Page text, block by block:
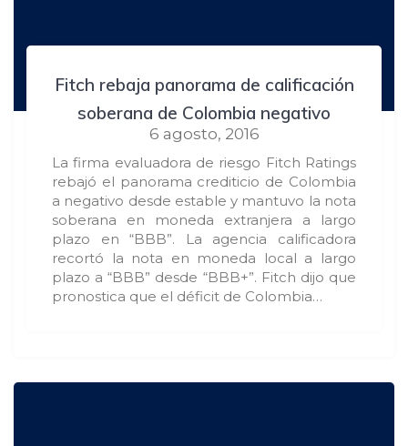
Fitch rebaja panorama de calificación
soberana de Colombia negativo
6 agosto, 2016
La firma evaluadora de riesgo Fitch Ratings
rebajó el panorama crediticio de Colombia
a negativo desde estable y mantuvo la nota
soberana en moneda extranjera a largo
plazo en “BBB”. La agencia calificadora
recortó la nota en moneda local a largo
plazo a “BBB” desde “BBB+”. Fitch dijo que
pronostica que el déficit de Colombia…